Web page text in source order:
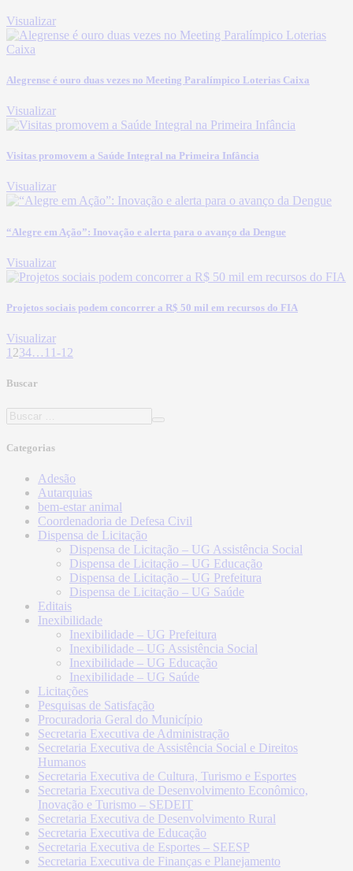
Visualizar
Alegrense é ouro duas vezes no Meeting Paralímpico Loterias Caixa
Visualizar
Visitas promovem a Saúde Integral na Primeira Infância
Visualizar
“Alegre em Ação”: Inovação e alerta para o avanço da Dengue
Visualizar
Projetos sociais podem concorrer a R$ 50 mil em recursos do FIA
Visualizar
1 234… 11-12
Buscar
Categorias
Adesão
Autarquias
bem-estar animal
Coordenadoria de Defesa Civil
Dispensa de Licitação
Dispensa de Licitação – UG Assistência Social
Dispensa de Licitação – UG Educação
Dispensa de Licitação – UG Prefeitura
Dispensa de Licitação – UG Saúde
Editais
Inexibilidade
Inexibilidade – UG Prefeitura
Inexibilidade – UG Assistência Social
Inexibilidade – UG Educação
Inexibilidade – UG Saúde
Licitações
Pesquisas de Satisfação
Procuradoria Geral do Município
Secretaria Executiva de Administração
Secretaria Executiva de Assistência Social e Direitos
Humanos
Secretaria Executiva de Cultura, Turismo e Esportes
Secretaria Executiva de Desenvolvimento Econômico,
Inovação e Turismo – SEDEIT
Secretaria Executiva de Desenvolvimento Rural
Secretaria Executiva de Educação
Secretaria Executiva de Esportes – SEESP
Secretaria Executiva de Finanças e Planejamento